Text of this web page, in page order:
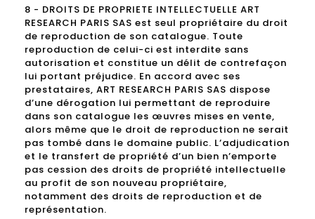
8 - DROITS DE PROPRIETE INTELLECTUELLE ART
RESEARCH PARIS SAS est seul propriétaire du droit
de reproduction de son catalogue. Toute
reproduction de celui-ci est interdite sans
autorisation et constitue un délit de contrefaçon
lui portant préjudice. En accord avec ses
prestataires, ART RESEARCH PARIS SAS dispose
d’une dérogation lui permettant de reproduire
dans son catalogue les œuvres mises en vente,
alors même que le droit de reproduction ne serait
pas tombé dans le domaine public. L’adjudication
et le transfert de propriété d’un bien n’emporte
pas cession des droits de propriété intellectuelle
au profit de son nouveau propriétaire,
notamment des droits de reproduction et de
représentation.